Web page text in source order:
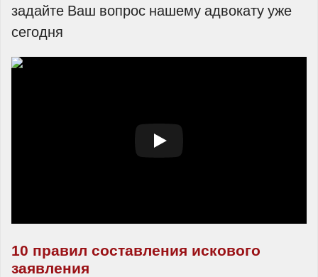
задайте Ваш вопрос нашему адвокату уже
сегодня
10 правил составления искового
заявления